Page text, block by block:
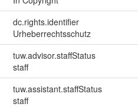
dc.rights.identifier
Urheberrechtsschutz
tuw.advisor.staffStatus
staff
tuw.assistant.staffStatus
staff